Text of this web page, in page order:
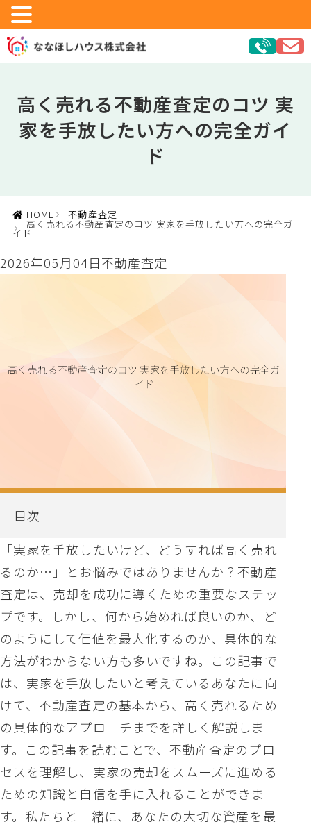
高く売れる不動産査定のコツ 実
家を手放したい方への完全ガイ
ド
HOME 不動産査定
高く売れる不動産査定のコツ 実家を手放したい方への完全ガ
イド
2026年05月04日不動産査定
目次
「実家を手放したいけど、どうすれば高く売れ
るのか…」とお悩みではありませんか？不動産
査定は、売却を成功に導くための重要なステッ
プです。しかし、何から始めれば良いのか、ど
のようにして価値を最大化するのか、具体的な
方法がわからない方も多いですね。この記事で
は、実家を手放したいと考えているあなたに向
けて、不動産査定の基本から、高く売れるため
の具体的なアプローチまでを詳しく解説しま
す。この記事を読むことで、不動産査定のプロ
セスを理解し、実家の売却をスムーズに進める
ための知識と自信を手に入れることができま
す。私たちと一緒に、あなたの大切な資産を最